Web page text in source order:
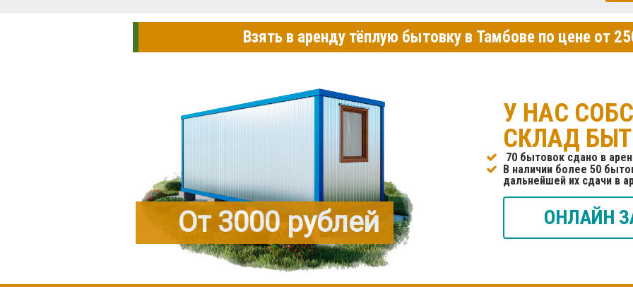
Взять в аренду тёплую бытовку в Тамбове по цене от
От 3000 рублей
У НАС
СКЛАД
70 бытовок сдано в
В наличии более 50
дальнейшей их сдачи в
ОНЛАЙН